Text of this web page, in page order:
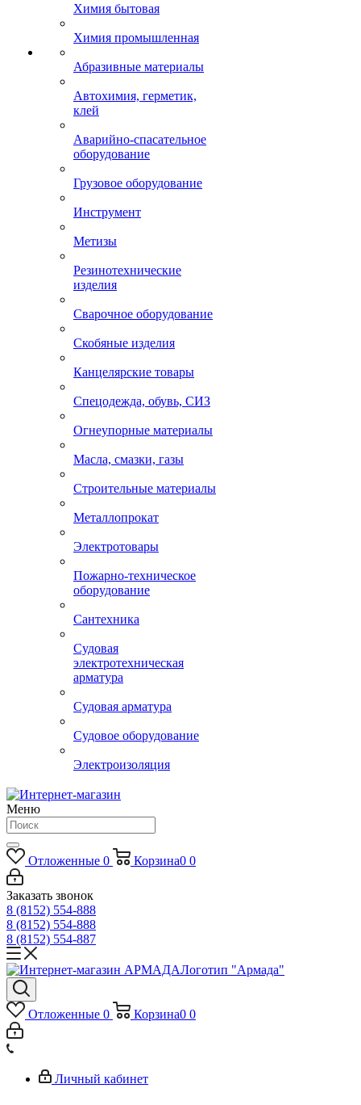
Химия бытовая
Химия промышленная
Абразивные материалы
Автохимия, герметик,
клей
Аварийно-спасательное
оборудование
Грузовое оборудование
Инструмент
Метизы
Резинотехнические
изделия
Сварочное оборудование
Скобяные изделия
Канцелярские товары
Спецодежда, обувь, СИЗ
Огнеупорные материалы
Масла, смазки, газы
Строительные материалы
Металлопрокат
Электротовары
Пожарно-техническое
оборудование
Сантехника
Судовая
электротехническая
арматура
Судовая арматура
Судовое оборудование
Электроизоляция
Меню
Отложенные 0 Корзина0 0
Заказать звонок
8 (8152) 554-888
8 (8152) 554-888
8 (8152) 554-887
Логотип "Армада"
Отложенные 0 Корзина0 0
Личный кабинет